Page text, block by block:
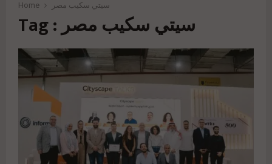
Home سيتي سكيب مصر
Tag : سيتي سكيب مصر